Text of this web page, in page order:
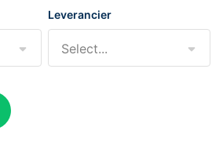
Leverancier
Select...